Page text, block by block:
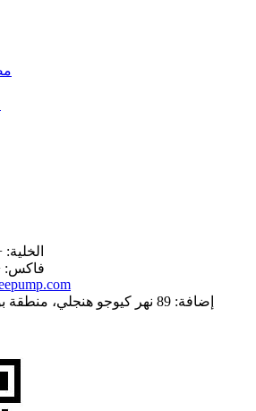
الخلية: +86
فاكس: +86-533-
إضافة: 89 نهر كيوجو هنجلي،